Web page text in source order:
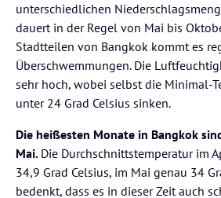
unterschiedlichen
dauert in der Regel von Mai bis
Stadtteilen von Bangkok kommt es
Überschwemmungen. Die
sehr hoch, wobei selbst die Minimal-
unter 24 Grad Celsius sinken.
Die heißesten Monate in Bangkok
Mai. Die Durchschnittstemperatur im
34,9 Grad Celsius, im Mai genau 34
bedenkt, dass es in dieser Zeit auch